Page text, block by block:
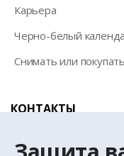
Карьера
Черно-белый
Снимать или покупать
КОНТАКТЫ